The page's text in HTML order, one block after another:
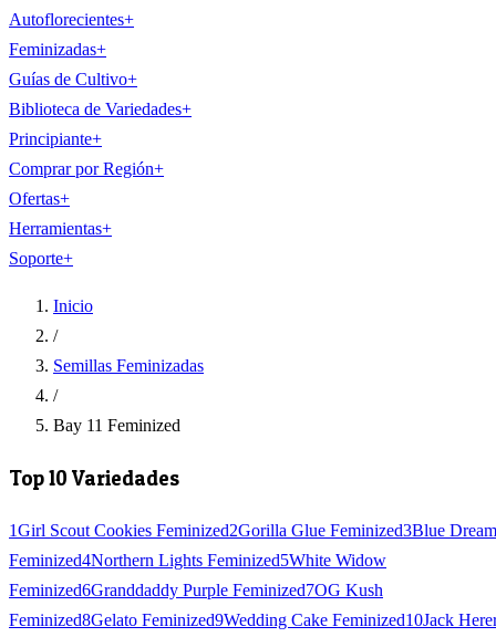
Autoflorecientes+
Feminizadas+
Guías de Cultivo+
Biblioteca de Variedades+
Principiante+
Comprar por Región+
Ofertas+
Herramientas+
Soporte+
Inicio
/
Semillas Feminizadas
/
Bay 11 Feminized
Top 10 Variedades
1Girl Scout Cookies Feminized2Gorilla Glue Feminized3Blue Dream
Feminized4Northern Lights Feminized5White Widow
Feminized6Granddaddy Purple Feminized7OG Kush
Feminized8Gelato Feminized9Wedding Cake Feminized10Jack